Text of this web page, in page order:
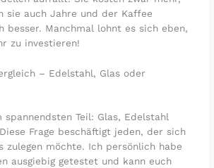
sie auch Jahre und der Kaffee
besser. Manchmal lohnt es sich eben,
zu investieren!
– Edelstahl, Glas oder
spannendsten Teil: Glas, Edelstahl
Frage beschäftigt jeden, der sich
zulegen möchte. Ich persönlich habe
ausgiebig getestet und kann euch